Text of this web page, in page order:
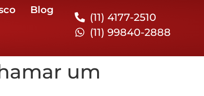
Blog
(11) 4177-2510
(11) 99840-2888
um